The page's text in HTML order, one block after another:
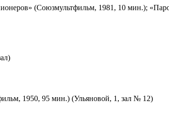
(Союзмультфильм, 1981, 10 мин.);
1950, 95 мин.) (Ульяновой, 1, зал № 12)